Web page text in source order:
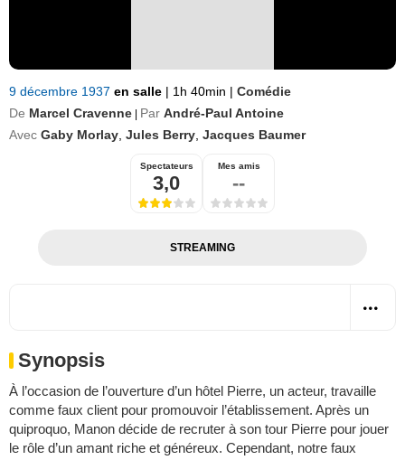
9 décembre 1937 en salle | 1h 40min | Comédie
De Marcel Cravenne Par André-Paul Antoine
Avec Gaby Morlay Jules Berry Jacques Baumer
Spectateurs
3,0
Mes amis
--
STREAMING
Synopsis
À l’occasion de l’ouverture d’un hôtel Pierre, un acteur, travaille
comme faux client pour promouvoir l’établissement. Après un
quiproquo, Manon décide de recruter à son tour Pierre pour jouer
le rôle d’un amant riche et généreux. Cependant, notre faux